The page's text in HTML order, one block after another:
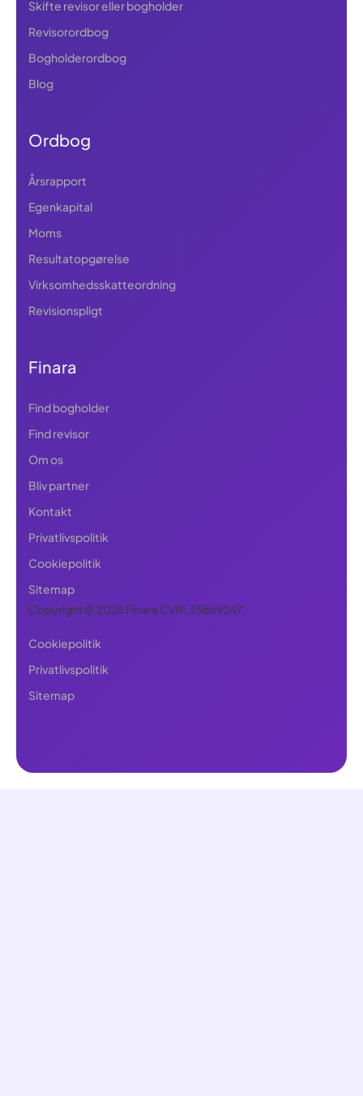
Skifte revisor eller bogholder
Revisorordbog
Bogholderordbog
Blog
Ordbog
Årsrapport
Egenkapital
Moms
Resultatopgørelse
Virksomhedsskatteordning
Revisionspligt
Finara
Find bogholder
Find revisor
Om os
Bliv partner
Kontakt
Privatlivspolitik
Cookiepolitik
Sitemap
Copyright © 2026 Finara CVR: 35869247
Cookiepolitik
Privatlivspolitik
Sitemap